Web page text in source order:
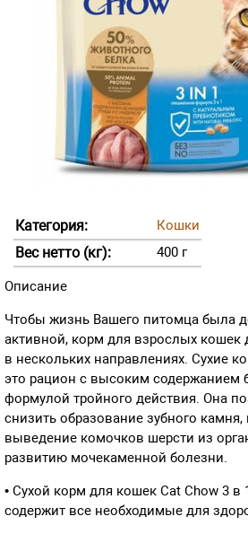
Категория: Кошки
Вес нетто (кг): 400 г
Описание
Чтобы жизнь Вашего питомца была
активной, корм для взрослых кошек
в нескольких направлениях. Сухие
это рацион с высоким содержанием
формулой тройного действия. Она
снизить образование зубного камня,
выведение комочков шерсти из
развитию мочекаменной болезни.
• Сухой корм для кошек Cat Chow 3
содержит все необходимые для